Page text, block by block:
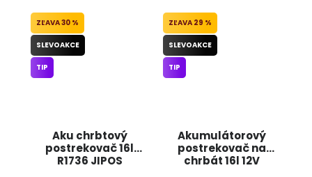
Aku chrbtový
postrekovač 16l
R1736 JIPOS
30 %
SLEVOAKCE
TIP
Akumulátorový
postrekovač na
chrbát 16l 12V
29 %
SLEVOAKCE
TIP